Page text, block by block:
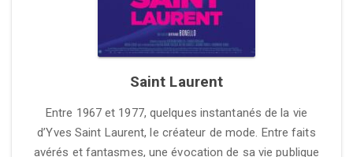
Saint Laurent
Entre 1967 et 1977, quelques instantanés de la vie
d’Yves Saint Laurent, le créateur de mode. Entre faits
avérés et fantasmes, une évocation de sa vie publique